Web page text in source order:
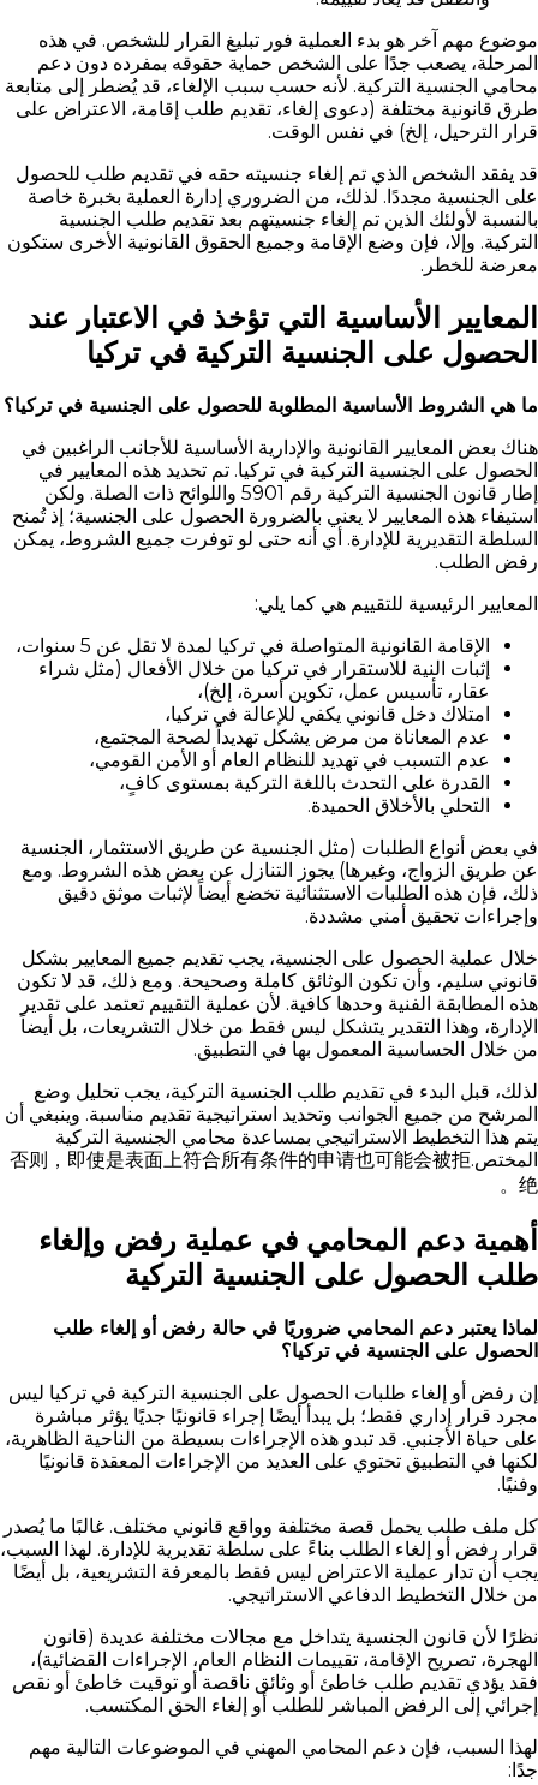
موضوع مهم آخر هو بدء العملية فور تبليغ القرار للشخص. في هذه
المرحلة، يصعب جدًا على الشخص حماية حقوقه بمفرده دون دعم
محامي الجنسية التركية. لأنه حسب سبب الإلغاء، قد يُضطر إلى متابعة
طرق قانونية مختلفة (دعوى إلغاء، تقديم طلب إقامة، الاعتراض على
قرار الترحيل، إلخ) في نفس الوقت.
قد يفقد الشخص الذي تم إلغاء جنسيته حقه في تقديم طلب للحصول
على الجنسية مجددًا. لذلك، من الضروري إدارة العملية بخبرة خاصة
بالنسبة لأولئك الذين تم إلغاء جنسيتهم بعد تقديم طلب الجنسية
التركية. وإلا، فإن وضع الإقامة وجميع الحقوق القانونية الأخرى ستكون
معرضة للخطر.
المعايير الأساسية التي تؤخذ في الاعتبار عند
الحصول على الجنسية التركية في تركيا
ما هي الشروط الأساسية المطلوبة للحصول على الجنسية في تركيا؟
هناك بعض المعايير القانونية والإدارية الأساسية للأجانب الراغبين في
الحصول على الجنسية التركية في تركيا. تم تحديد هذه المعايير في
إطار قانون الجنسية التركية رقم 5901 واللوائح ذات الصلة. ولكن
استيفاء هذه المعايير لا يعني بالضرورة الحصول على الجنسية؛ إذ تُمنح
السلطة التقديرية للإدارة. أي أنه حتى لو توفرت جميع الشروط، يمكن
رفض الطلب.
المعايير الرئيسية للتقييم هي كما يلي:
الإقامة القانونية المتواصلة في تركيا لمدة لا تقل عن 5 سنوات،
إثبات النية للاستقرار في تركيا من خلال الأفعال (مثل شراء
عقار، تأسيس عمل، تكوين أسرة، إلخ)،
امتلاك دخل قانوني يكفي للإعالة في تركيا،
عدم المعاناة من مرض يشكل تهديداً لصحة المجتمع،
عدم التسبب في تهديد للنظام العام أو الأمن القومي،
القدرة على التحدث باللغة التركية بمستوى كافٍ،
التحلي بالأخلاق الحميدة.
في بعض أنواع الطلبات (مثل الجنسية عن طريق الاستثمار، الجنسية
عن طريق الزواج، وغيرها) يجوز التنازل عن بعض هذه الشروط. ومع
ذلك، فإن هذه الطلبات الاستثنائية تخضع أيضاً لإثبات موثق دقيق
وإجراءات تحقيق أمني مشددة.
خلال عملية الحصول على الجنسية، يجب تقديم جميع المعايير بشكل
قانوني سليم، وأن تكون الوثائق كاملة وصحيحة. ومع ذلك، قد لا تكون
هذه المطابقة الفنية وحدها كافية. لأن عملية التقييم تعتمد على تقدير
الإدارة، وهذا التقدير يتشكل ليس فقط من خلال التشريعات، بل أيضاً
من خلال الحساسية المعمول بها في التطبيق.
لذلك، قبل البدء في تقديم طلب الجنسية التركية، يجب تحليل وضع
المرشح من جميع الجوانب وتحديد استراتيجية تقديم مناسبة. وينبغي أن
يتم هذا التخطيط الاستراتيجي بمساعدة محامي الجنسية التركية
المختص.否则，即使是表面上符合所有条件的申请也可能会被拒
绝。
أهمية دعم المحامي في عملية رفض وإلغاء
طلب الحصول على الجنسية التركية
لماذا يعتبر دعم المحامي ضروريًا في حالة رفض أو إلغاء طلب
الحصول على الجنسية في تركيا؟
إن رفض أو إلغاء طلبات الحصول على الجنسية التركية في تركيا ليس
مجرد قرار إداري فقط؛ بل يبدأ أيضًا إجراء قانونيًا جديًا يؤثر مباشرة
على حياة الأجنبي. قد تبدو هذه الإجراءات بسيطة من الناحية الظاهرية،
لكنها في التطبيق تحتوي على العديد من الإجراءات المعقدة قانونيًا
وفنيًا.
كل ملف طلب يحمل قصة مختلفة وواقع قانوني مختلف. غالبًا ما يُصدر
قرار رفض أو إلغاء الطلب بناءً على سلطة تقديرية للإدارة. لهذا السبب،
يجب أن تدار عملية الاعتراض ليس فقط بالمعرفة التشريعية، بل أيضًا
من خلال التخطيط الدفاعي الاستراتيجي.
نظرًا لأن قانون الجنسية يتداخل مع مجالات مختلفة عديدة (قانون
الهجرة، تصريح الإقامة، تقييمات النظام العام، الإجراءات القضائية)،
فقد يؤدي تقديم طلب خاطئ أو وثائق ناقصة أو توقيت خاطئ أو نقص
إجرائي إلى الرفض المباشر للطلب أو إلغاء الحق المكتسب.
لهذا السبب، فإن دعم المحامي المهني في الموضوعات التالية مهم
جدًا: